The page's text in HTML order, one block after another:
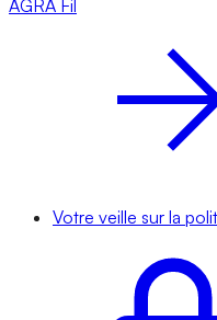
AGRA Fil
Votre veille sur la